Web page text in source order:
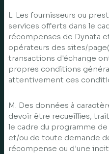
L. Les fournisseurs ou
services offerts dans le
récompenses de Dynata
opérateurs des sites/
transactions d'échange
propres conditions
attentivement ces
M. Des données à
devoir être recueillies,
le cadre du programme
et/ou de toute demande
récompense ou d'une